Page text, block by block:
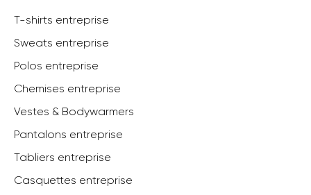
T-shirts entreprise
Sweats entreprise
Polos entreprise
Chemises entreprise
Vestes & Bodywarmers
Pantalons entreprise
Tabliers entreprise
Casquettes entreprise